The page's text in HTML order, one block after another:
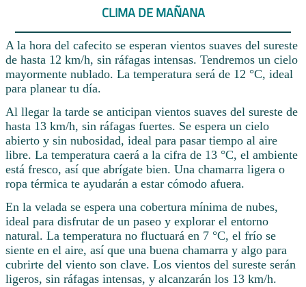
CLIMA DE MAÑANA
A la hora del cafecito se esperan vientos suaves del sureste
de hasta 12 km/h, sin ráfagas intensas. Tendremos un cielo
mayormente nublado. La temperatura será de 12 °C, ideal
para planear tu día.
Al llegar la tarde se anticipan vientos suaves del sureste de
hasta 13 km/h, sin ráfagas fuertes. Se espera un cielo
abierto y sin nubosidad, ideal para pasar tiempo al aire
libre. La temperatura caerá a la cifra de 13 °C, el ambiente
está fresco, así que abrígate bien. Una chamarra ligera o
ropa térmica te ayudarán a estar cómodo afuera.
En la velada se espera una cobertura mínima de nubes,
ideal para disfrutar de un paseo y explorar el entorno
natural. La temperatura no fluctuará en 7 °C, el frío se
siente en el aire, así que una buena chamarra y algo para
cubrirte del viento son clave. Los vientos del sureste serán
ligeros, sin ráfagas intensas, y alcanzarán los 13 km/h.